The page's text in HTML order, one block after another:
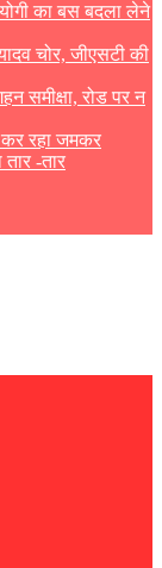
का बस बदला लेने
चोर, जीएसटी की
समीक्षा, रोड पर न
कर रहा जमकर
तार -तार